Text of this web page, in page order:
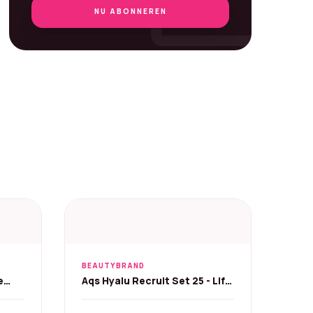
NU ABONNEREN
BEAUTYBRAND
Aqs Hyalu Recruit Set 25 - Life